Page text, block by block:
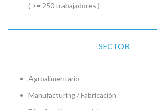
( >= 250 trabajadores )
SECTOR
Agroalimentario
Manufacturing / Fabricación